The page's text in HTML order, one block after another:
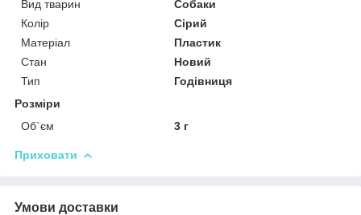
Вид тварин
Собаки
Колір
Сірий
Матеріал
Пластик
Стан
Новий
Тип
Годівниця
Розміри
Об`єм
3 г
Приховати
Умови доставки